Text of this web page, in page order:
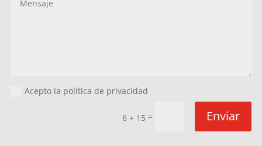
Acepto la política de privacidad
6 + 15 = Enviar